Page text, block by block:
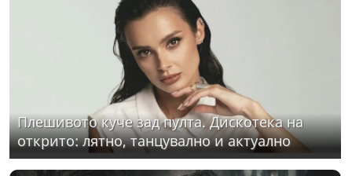
Плешивото куче зад пулта. Дискотека на
открито: лятно, танцувално и актуално